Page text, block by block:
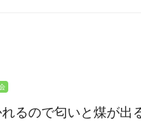
るので匂いと煤が出